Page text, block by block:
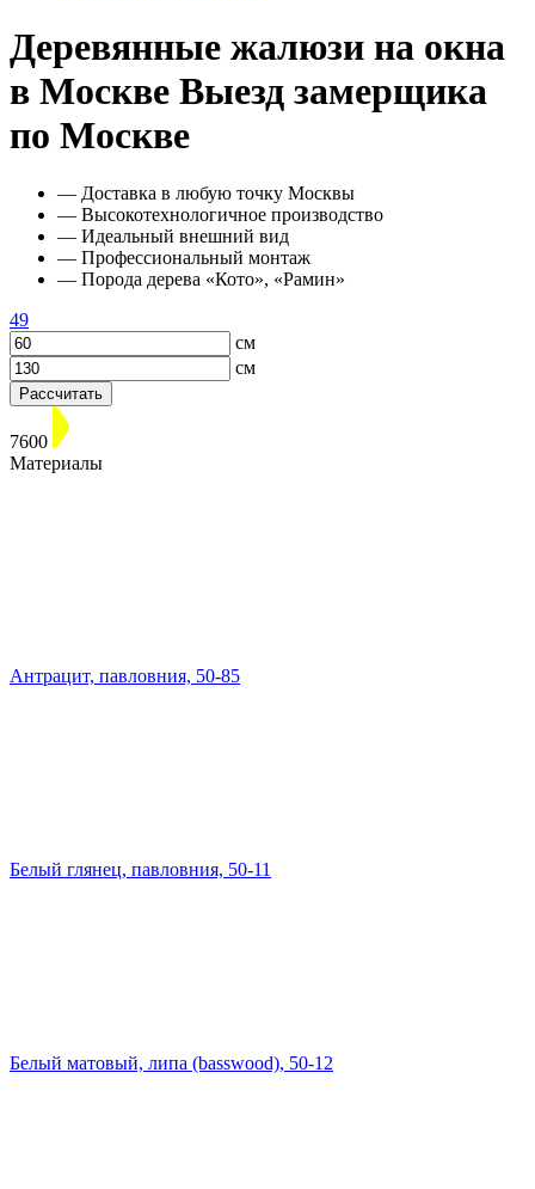
Деревянные жалюзи на окна
в Москве Выезд замерщика
по Москве
— Доставка в любую точку Москвы
— Высокотехнологичное производство
— Идеальный внешний вид
— Профессиональный монтаж
— Порода дерева «Кото», «Рамин»
49
см
см
Рассчитать
7600
Материалы
Антрацит, павловния, 50-85
Белый глянец, павловния, 50-11
Белый матовый, липа (basswood), 50-12